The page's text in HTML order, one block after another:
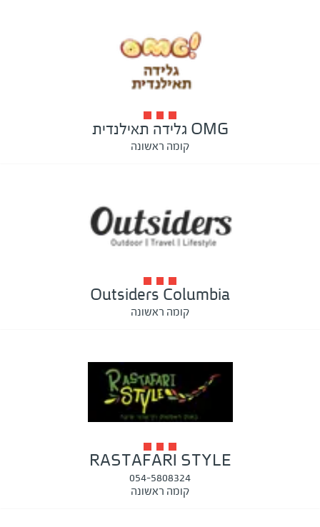
OMG גלידה תאילנדית
קומה ראשונה
Outsiders Columbia
קומה ראשונה
RASTAFARI STYLE
054-5808324
קומה ראשונה